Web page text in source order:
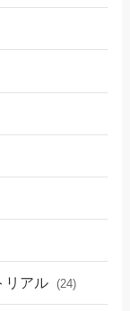
リアル (24)